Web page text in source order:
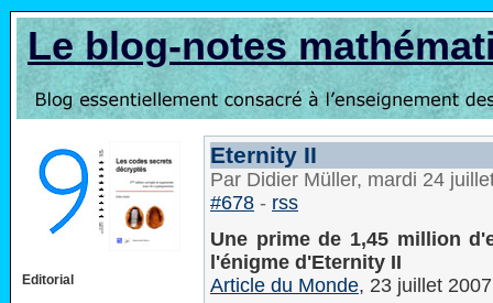
Le blog-notes
Editorial
Eternity II
Par Didier Müller, mardi 24
#678 - rss
Une prime de 1,45 million
l'énigme d'Eternity II
Article du Monde, 23 juillet 2007